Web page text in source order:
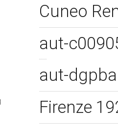
Cuneo
aut-
aut-
Firenze